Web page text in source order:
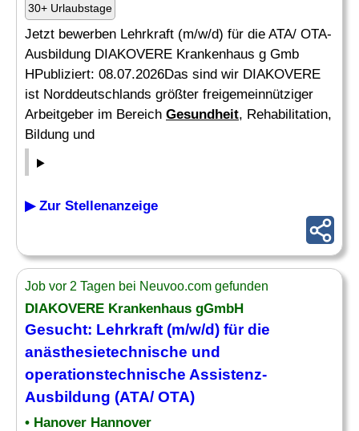
30+ Urlaubstage
Jetzt bewerben Lehrkraft (m/w/d) für die ATA/ OTA-
Ausbildung DIAKOVERE Krankenhaus g Gmb
HPubliziert: 08.07.2026Das sind wir DIAKOVERE
ist Norddeutschlands größter freigemeinnütziger
Arbeitgeber im Bereich Gesundheit, Rehabilitation,
Bildung und
▶ Zur Stellenanzeige
Job vor 2 Tagen bei Neuvoo.com gefunden
DIAKOVERE Krankenhaus gGmbH
Gesucht: Lehrkraft (m/w/d) für die
anästhesietechnische und
operationstechnische Assistenz-
Ausbildung (ATA/ OTA)
• Hanover Hannover